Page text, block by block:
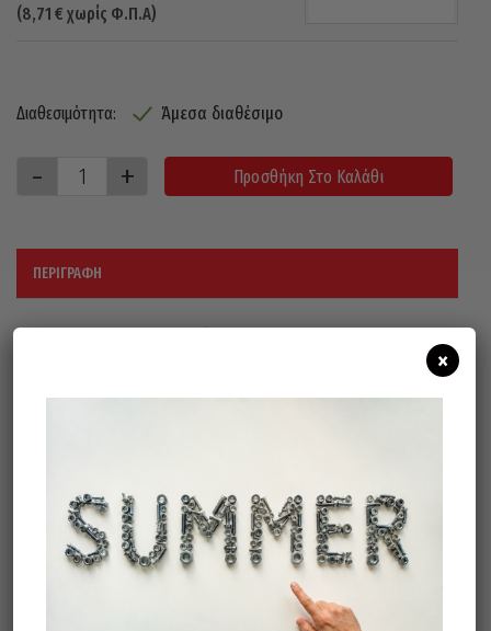
(8,71 € χωρίς Φ.Π.Α)
Διαθεσιμότητα: Άμεσα διαθέσιμο
Προσθήκη Στο Καλάθι
ΠΕΡΙΓΡΑΦΉ
Εφαρμογή: σε χάλυβα, κράμα
καουτσούκ.
RPM MAX : 9.000
Σχετικά προϊόντα
×